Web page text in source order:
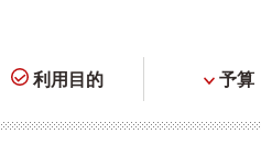
利用目的 予算